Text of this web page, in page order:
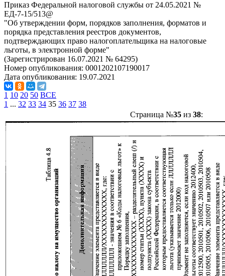
Приказ Федеральной налоговой службы от 24.05.2021 №
ЕД-7-15/513@
"Об утверждении форм, порядков заполнения, форматов и
порядка представления реестров документов,
подтверждающих право налогоплательщика на налоговые
льготы, в электронной форме"
(Зарегистрирован 16.07.2021 № 64295)
Номер опубликования: 0001202107190017
Дата опубликования: 19.07.2021
1 10 20 50 ВСЕ
1 ... 32 33 34 35 36 37 38
Страница №35из 38: